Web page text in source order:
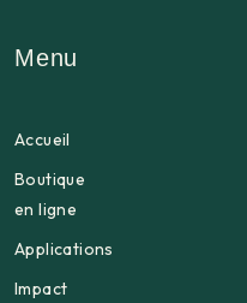
Menu
Accueil
Boutique
en ligne
Applications
Impact